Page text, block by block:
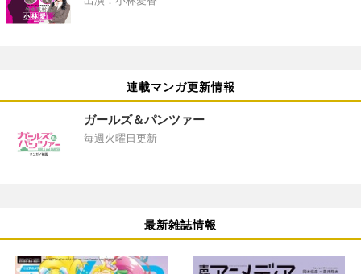
連載マンガ更新情報
ガールズ＆パンツァー
毎週火曜日更新
最新雑誌情報